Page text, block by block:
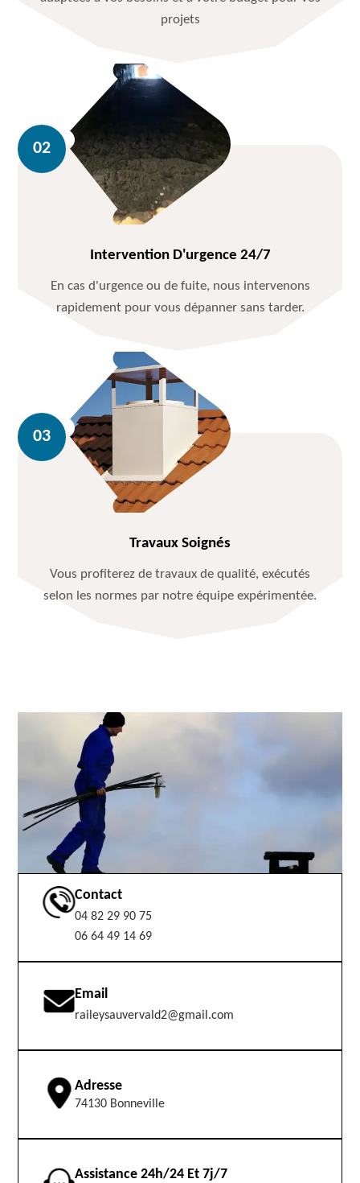
projets
Intervention D'urgence 24/7
En cas d'urgence ou de fuite, nous intervenons
rapidement pour vous dépanner sans tarder.
Travaux Soignés
Vous profiterez de travaux de qualité, exécutés
selon les normes par notre équipe expérimentée.
Contact
04 82 29 90 75
06 64 49 14 69
Email
raileysauvervald2@gmail.com
Adresse
74130 Bonneville
Assistance 24h/24 Et 7j/7